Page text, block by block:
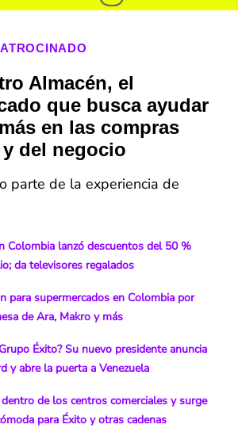
Almacén, el
que busca ayudar
en las compras
del negocio
parte de la experiencia de
Colombia lanzó descuentos del 50 %
da televisores regalados
para supermercados en Colombia por
de Ara, Makro y más
Éxito? Su nuevo presidente anuncia
y abre la puerta a Venezuela
de los centros comerciales y surge
para Éxito y otras cadenas